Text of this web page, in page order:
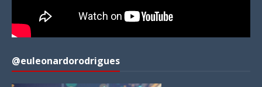
@euleonardorodrigues